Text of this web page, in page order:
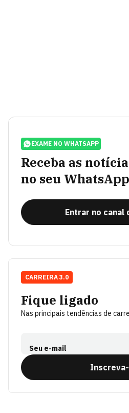
EXAME NO WHATSAPP
Receba as
no seu WhatsApp
Entrar no canal
Fique ligado
Nas principais tendências de
Seu e-mail
CARREIRA 3.0